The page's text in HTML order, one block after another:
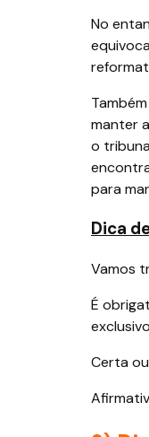
No
manter
o
para
Dica
Vamos
É
Certa